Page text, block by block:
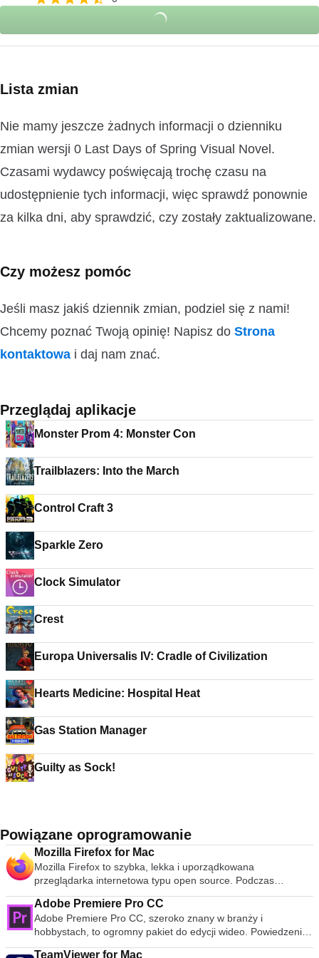
Lista zmian
Nie mamy jeszcze żadnych informacji o dzienniku
zmian wersji 0 Last Days of Spring Visual Novel.
Czasami wydawcy poświęcają trochę czasu na
udostępnienie tych informacji, więc sprawdź ponownie
za kilka dni, aby sprawdzić, czy zostały zaktualizowane.
Czy możesz pomóc
Jeśli masz jakiś dziennik zmian, podziel się z nami!
Chcemy poznać Twoją opinię! Napisz do Strona
kontaktowa i daj nam znać.
Przeglądaj aplikacje
Monster Prom 4: Monster Con
Trailblazers: Into the March
Control Craft 3
Sparkle Zero
Clock Simulator
Crest
Europa Universalis IV: Cradle of Civilization
Hearts Medicine: Hospital Heat
Gas Station Manager
Guilty as Sock!
Powiązane oprogramowanie
Mozilla Firefox for Mac
Mozilla Firefox to szybka, lekka i uporządkowana
przeglądarka internetowa typu open source. Podczas
publicznej premiery w 2004 roku Mozilla Firefox była pierwszą
przeglądarką, która podważyła dominację Microsoft Internet
Explorer. Od tego czasu Mozilla Firefox konsekwentnie
pojawia się w 3 najpopularniejszych przeglądarkach na całym
świecie. Chociaż udział przeglądarki w rynku jest niższy w
Adobe Premiere Pro CC
Adobe Premiere Pro CC, szeroko znany w branży i
hobbystach, to ogromny pakiet do edycji wideo. Powiedzenie,
że było to oprogramowanie na poziomie profesjonalnym,
TeamViewer for Mac